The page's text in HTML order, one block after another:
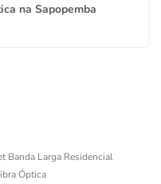
na Sapopemba
Banda Larga Residencial
Óptica